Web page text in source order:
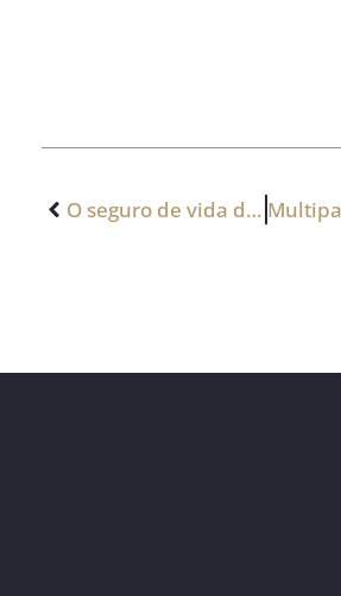
O seguro de vida deve ser partilhado na herança?